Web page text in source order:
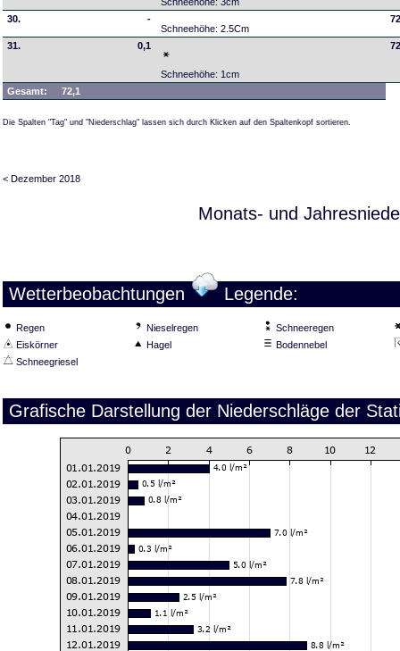
30.
-
Schneehöhe: 2.5Cm
31. 0,1
Schneehöhe: 1cm
Gesamt: 72,1
Die Spalten "Tag" und "Niederschlag" lassen sich durch Klicken auf den Spaltenkopf sortieren.
< Dezember 2018
Monats- und
Wetterbeobachtungen Legende:
Regen Nieselregen
Schneeregen
Eiskörner
Hagel
Bodennebel
Schneegriesel
Grafische Darstellung der Niederschläge der